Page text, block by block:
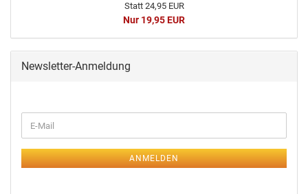
Statt 24,95 EUR
Nur 19,95 EUR
Newsletter-Anmeldung
ANMELDEN